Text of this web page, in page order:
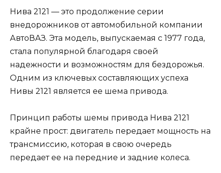
Нива 2121 — это продолжение серии
внедорожников от автомобильной компании
АвтоВАЗ. Эта модель, выпускаемая с 1977 года,
стала популярной благодаря своей
надежности и возможностям для бездорожья.
Одним из ключевых составляющих успеха
Нивы 2121 является ее шема привода.
Принцип работы шемы привода Нива 2121
крайне прост: двигатель передает мощность на
трансмиссию, которая в свою очередь
передает ее на передние и задние колеса.